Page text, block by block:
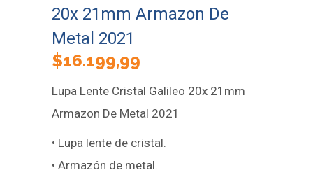
20x 21mm Armazon De
Metal 2021
$16.199,99
Lupa Lente Cristal Galileo 20x 21mm
Armazon De Metal 2021
• Lupa lente de cristal.
• Armazón de metal.